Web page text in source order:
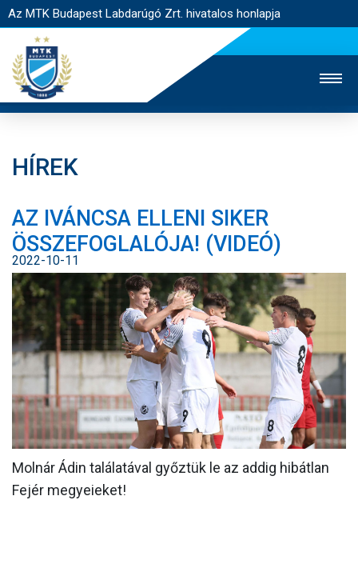
Az MTK Budapest Labdarúgó Zrt. hivatalos honlapja
JEGYÉRTÉKESÍTÉS
WEBSHOP
STADION
EGYESÜLET
KAPCSOLAT
NYITÓLAP
HÍREK
CSAPATOK
MÉRKŐZÉSEK
KLUB
GALÉRIA
SZURKOLÓI ÉLMÉNYEK
HÍREK
AZ IVÁNCSA ELLENI SIKER
ÖSSZEFOGLALÓJA! (VIDEÓ)
2022-10-11
Molnár Ádin találatával győztük le az addig hibátlan
Fejér megyeieket!